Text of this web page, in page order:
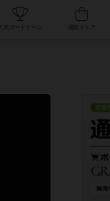
人気ボードゲー